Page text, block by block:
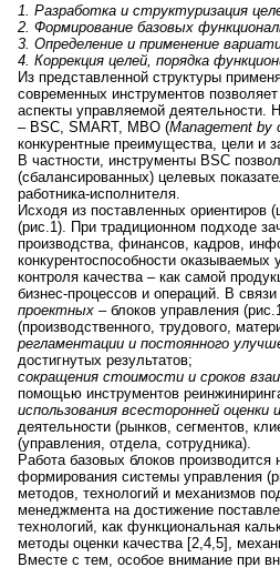
1. Разработка и структуризация
2. Формирование базовых
3. Определение и применение
4. Коррекция целей, порядка
Из представленной структуры
современных инструментов
аспекты управляемой деятельности.
– BSC, SMART, MBO (Management by
конкурентные преимущества, цели и
В частности, инструменты BSC
(сбалансированных) целевых
работника-исполнителя.
Исходя из поставленных ориентиров
(рис.1). При традиционном подходе
производства, финансов, кадров,
конкурентоспособности
контроля качества – как самой
бизнес-процессов и операций. В
проектных – блоков управления
(производственного, трудового,
регламентации и постоянного
достигнутых результатов;
сокращения стоимости и сроков
помощью инструментов
использования всесторонней оценки
деятельности (рынков, сегментов,
(управления, отдела, сотрудника).
Работа базовых блоков
формирования системы управления
методов, технологий и механизмов
менеджмента на достижение
технологий, как функциональная
методы оценки качества [2,4,5],
Вместе с тем, особое внимание при